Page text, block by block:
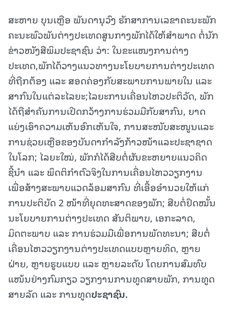
ສະຫາຍ ບຸນເຫຼືອ ພັນດານຸວົງ ຮັກສາການເລຂາຄະນະພັກ
ຄະນະພົວພັນຕ່າງປະເທດສູນກາງພັກໄດ້ໃຫ້ສໍາພາດ ຕໍ່ນັກ
ຂ່າວໜັງສືພິມປະຊາຊົນ ວ່າ: ໃນຂະແໜງການຕ່າງ
ປະເທດ,ພັກໄດ້ວາງແນວທາງນະໂຍບາຍການຕ່າງປະເທດ
ທີ່ຖືກຕ້ອງ ແລະ ສອດຄ່ອງກັບສະພາບການພາຍໃນ ແລະ
ສາກົນໃນແຕ່ລະໄລຍະ;ໄລຍະການເຄື່ອນໄຫວປະຕິວັດ, ພັກ
ໄດ້ຖືສຳຄັນການເປີດກວ້າງການຮ່ວມມືກັບສາກົນ, ຍາດ
ແຍ່ງເອົາຄວາມເຫັນອົກເຫັນໃຈ, ການສະໜັບສະໜູນແລະ
ການຊ່ວຍເຫຼືອຂອງບັນດາກຳລັງກ້າວໜ້າແລະປະຊາຊາດ
ໃນໂລກ; ໄລຍະໃໝ່, ພັກກໍໄດ້ສືບຕໍ່ຜັນຂະຫຍາຍແນວຄິດ
ຊີ້ນຳ ແລະ ພຶດຕິກຳຕົວຈິງໃນການເຄື່ອນໄຫວວຽກງານ
ເພື່ອສ້າງສະພາບແວດລ້ອມສາກົນ ທີ່ເອື້ອອຳນວຍໃຫ້ແກ່
ການປະຕິບັດ 2 ໜ້າທີ່ຍຸດທະສາດຂອງພັກ; ສືບຕໍ່ຢຶດໝັ້ນ
ນະໂຍບາຍການຕ່າງປະເທດ ສັນຕິພາບ, ເອກະລາດ,
ມິດຕະພາບ ແລະ ການຮ່ວມມືເພື່ອການພັດທະນາ; ສືບຕໍ່
ເຄື່ອນໄຫວວຽກງານຕ່າງປະເທດແບບຫຼາຍທິດ, ຫຼາຍ
ຝ່າຍ, ຫຼາຍຮູບແບບ ແລະ ຫຼາຍລະດັບ ໂດຍການສົມທົບ
ແໜ້ນຢ່າງກົມກຽວ ວຽກງານການທູດສາຍພັກ, ການທູດ
ສາຍລັດ ແລະ ການທູດປະຊາຊົນ.